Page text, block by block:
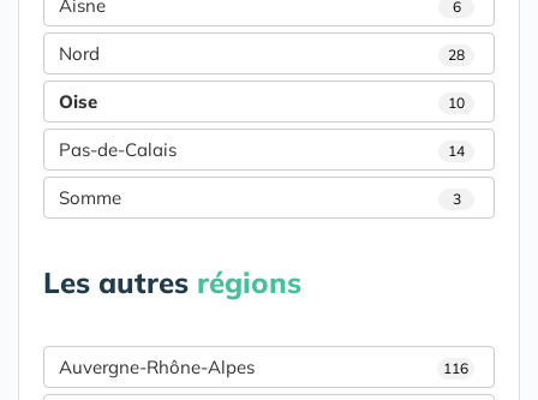
Aisne 6
Nord 28
Oise 10
Pas-de-Calais 14
Somme 3
Les autres régions
Auvergne-Rhône-Alpes 116